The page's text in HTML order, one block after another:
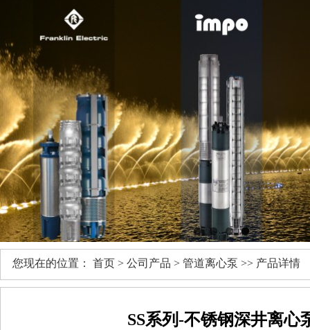
您现在的位置： 首页 > 公司产品 > 管道离心泵 >> 产品详情
SS系列-不锈钢深井离心